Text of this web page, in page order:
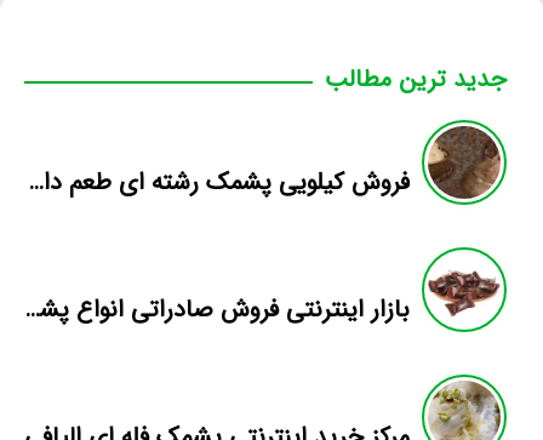
جدید ترین مطالب
فروش کیلویی پشمک رشته ای طعم دار میوه
بازار اینترنتی فروش صادراتی انواع پشمک الیافی/شکلاتی